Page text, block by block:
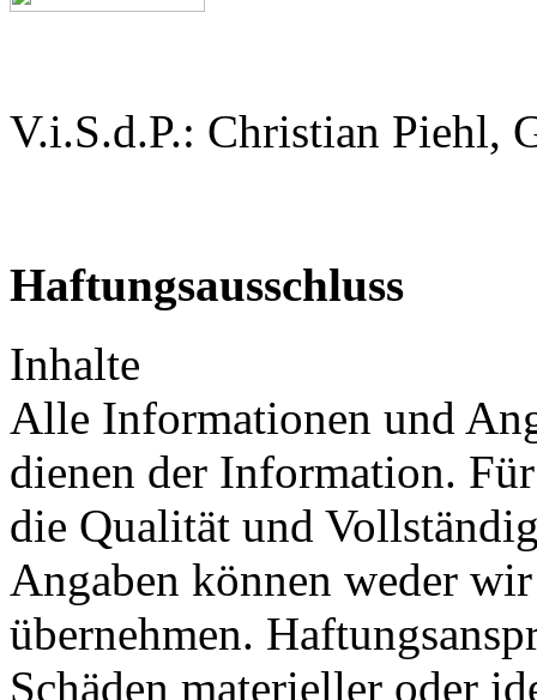
V.i.S.d.P.: Christian Piehl,
Haftungsausschluss
Inhalte
Alle Informationen und
dienen der Information.
die Qualität und
Angaben können weder
übernehmen.
Schäden materieller oder